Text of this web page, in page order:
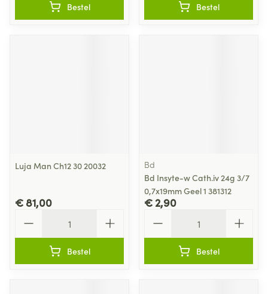
Bestel Bestel
Luja Man Ch12 30 20032
€ 81,00
Bestel
Bd
Bd Insyte-w Cath.iv 24g 3/7
0,7x19mm Geel 1 381312
€ 2,90
Bestel